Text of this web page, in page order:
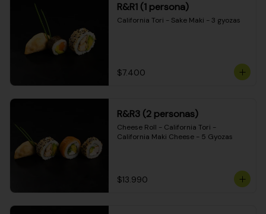
R&R1 (1 persona)
California Tori - Sake Maki - 3 gyozas
$7.400
R&R3 (2 personas)
Cheese Roll - California Tori -
California Maki Cheese - 5 Gyozas
$13.990